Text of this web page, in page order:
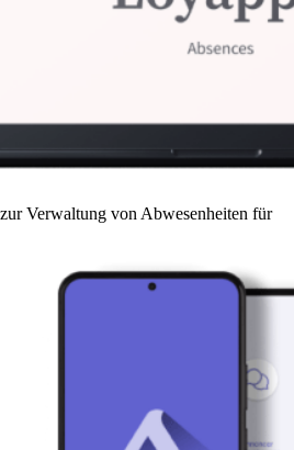
Verwaltung von Abwesenheiten für